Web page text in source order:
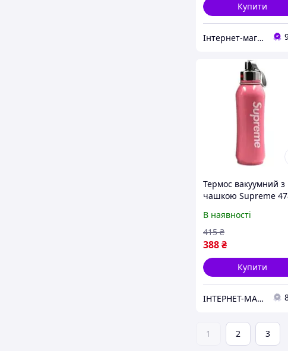
Купити
Інтернет-магазин Allegoriya
Термос вакуумний з
чашкою Supreme
В наявності
388₴
415 ₴
Купити
ІНТЕРНЕТ-МАГАЗИН "Доставлено "
1 2 3